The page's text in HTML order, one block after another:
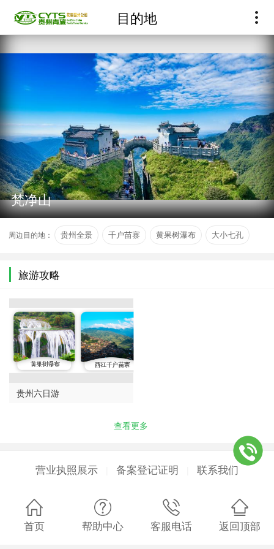
目的地
梵净山
周边目的地： 贵州全景 千户苗寨 黄果树瀑布 大小七孔
旅游攻略
贵州六日游
查看更多
营业执照展示 备案登记证明 联系我们
首页 帮助中心 客服电话 返回顶部